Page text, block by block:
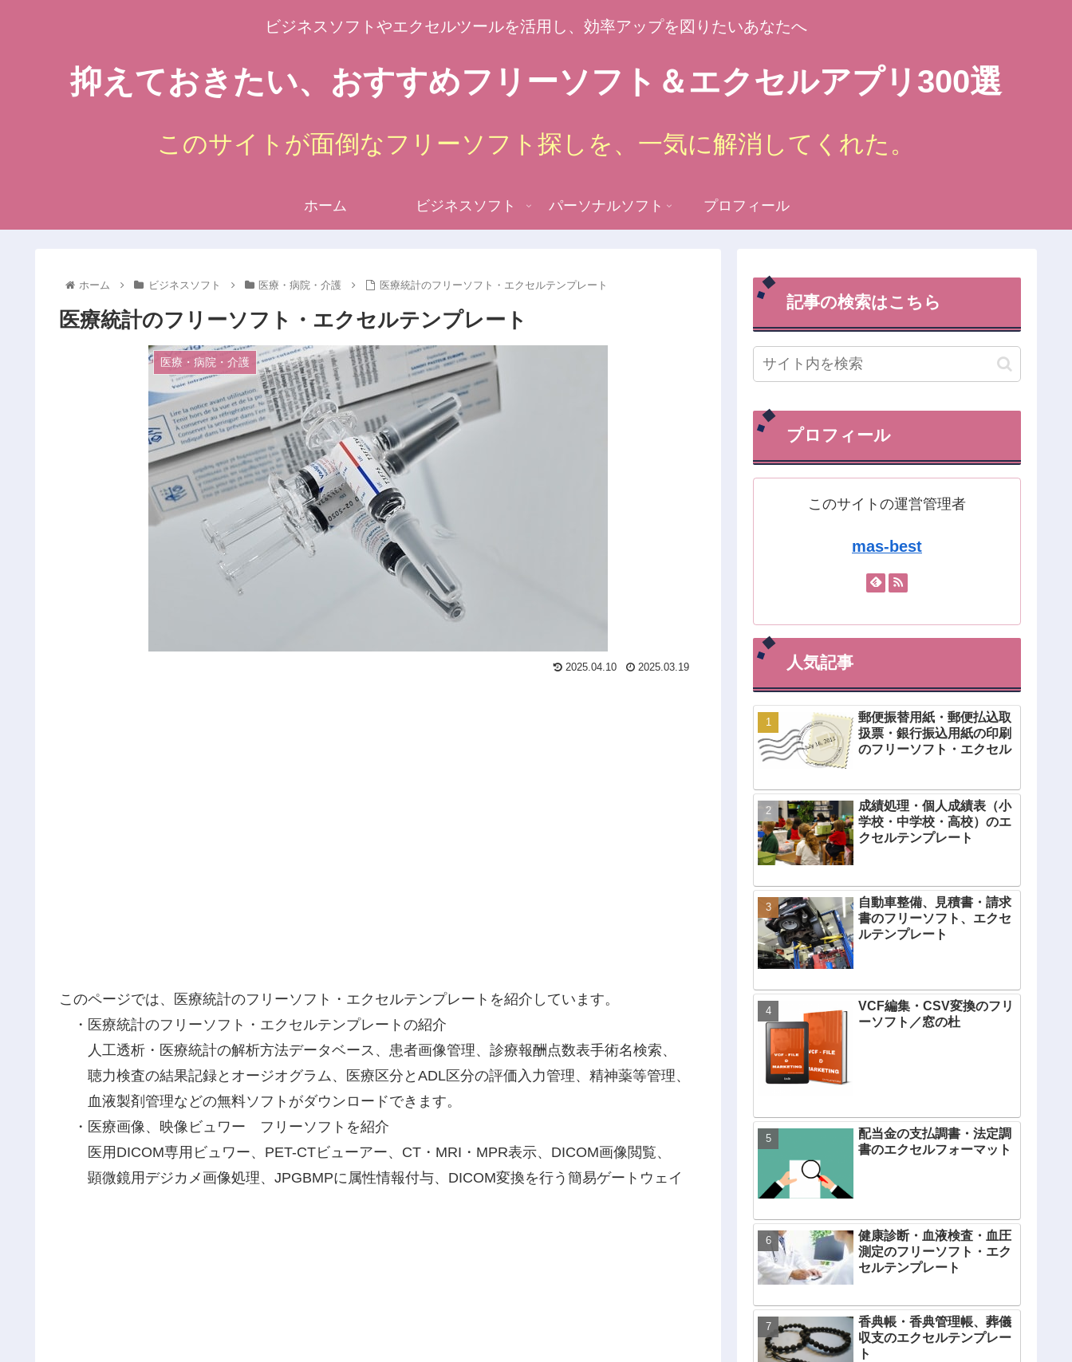
ビジネスソフトやエクセルツールを活用し、効率アップを図りたいあなたへ
抑えておきたい、おすすめフリーソフト＆エクセルアプリ300選
このサイトが面倒なフリーソフト探しを、一気に解消してくれた。
ホーム ビジネスソフト パーソナルソフト プロフィール
ホーム ビジネスソフト 医療・病院・介護 医療統計のフリーソフト・エクセルテンプレート
医療統計のフリーソフト・エクセルテンプレート
医療・病院・介護
2025.04.10 2025.03.19
このページでは、医療統計のフリーソフト・エクセルテンプレートを紹介しています。
・医療統計のフリーソフト・エクセルテンプレートの紹介
人工透析・医療統計の解析方法データベース、患者画像管理、診療報酬点数表手術名検索、
聴力検査の結果記録とオージオグラム、医療区分とADL区分の評価入力管理、精神薬等管理、
血液製剤管理などの無料ソフトがダウンロードできます。
・医療画像、映像ビュワー フリーソフトを紹介
医用DICOM専用ビュワー、PET-CTビューアー、CT・MRI・MPR表示、DICOM画像閲覧、
顕微鏡用デジカメ画像処理、JPGBMPに属性情報付与、DICOM変換を行う簡易ゲートウェイ
記事の検索はこちら
プロフィール
このサイトの運営管理者
mas-best
人気記事
郵便振替用紙・郵便払込取
扱票・銀行振込用紙の印刷
のフリーソフト・エクセル
成績処理・個人成績表（小
学校・中学校・高校）のエ
クセルテンプレート
自動車整備、見積書・請求
書のフリーソフト、エクセ
ルテンプレート
VCF編集・CSV変換のフリ
ーソフト／窓の杜
配当金の支払調書・法定調
書のエクセルフォーマット
健康診断・血液検査・血圧
測定のフリーソフト・エク
セルテンプレート
香典帳・香典管理帳、葬儀
収支のエクセルテンプレー
ト